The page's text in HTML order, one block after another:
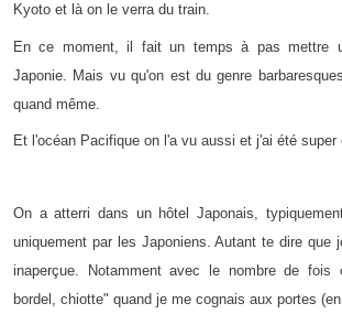
Kyoto et là on le verra du train.
En ce moment, il fait un temps à pas mettre
Japonie. Mais vu qu'on est du genre
quand même.
Et l'océan Pacifique on l'a vu aussi et j'ai été super
On a atterri dans un hôtel Japonais,
uniquement par les Japoniens. Autant te dire que
inaperçue. Notamment avec le nombre de fois
bordel, chiotte" quand je me cognais aux portes